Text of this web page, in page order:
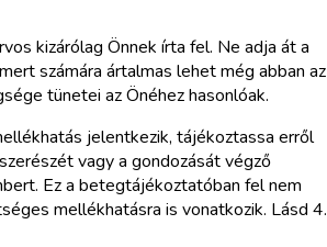
kizárólag Önnek írta fel. Ne adja át a
számára ártalmas lehet még abban az
tünetei az Önéhez hasonlóak.
jelentkezik, tájékoztassa erről
vagy a gondozását végző
Ez a betegtájékoztatóban fel nem
mellékhatásra is vonatkozik. Lásd 4.